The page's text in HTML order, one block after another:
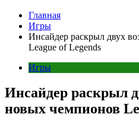
Главная
Игры
Инсайдер раскрыл двух
League of Legends
Игры
Инсайдер раскрыл
новых чемпионов